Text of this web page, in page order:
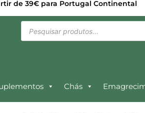
de 39€ para Portugal Continental
Chás